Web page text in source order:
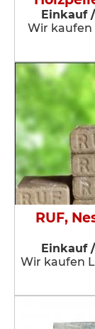
Einkauf
Wir
RUF,
Einkauf
Wir kaufen